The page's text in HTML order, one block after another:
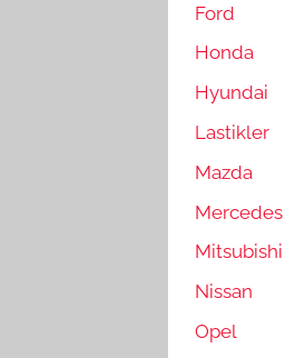
Ford
Honda
Hyundai
Lastikler
Mazda
Mercedes
Mitsubishi
Nissan
Opel